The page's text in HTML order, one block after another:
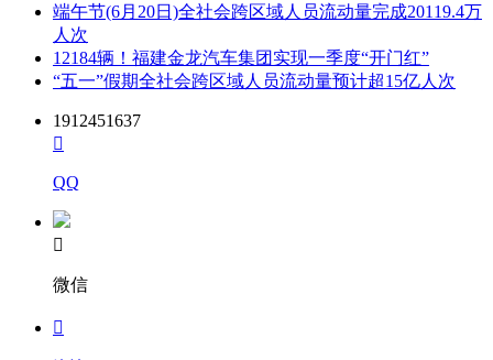
端午节(6月20日)全社会跨区域人员流动量完成20119.4万
人次
12184辆！福建金龙汽车集团实现一季度“开门红”
“五一”假期全社会跨区域人员流动量预计超15亿人次
1912451637

QQ

微信
